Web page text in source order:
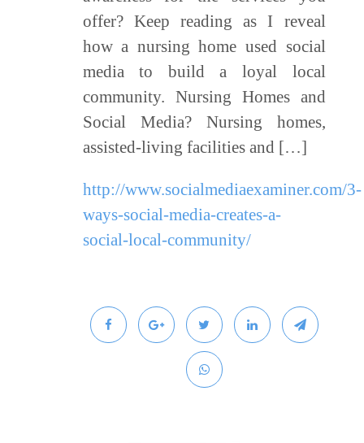
offer? Keep reading as I reveal
how a nursing home used social
media to build a loyal local
community. Nursing Homes and
Social Media? Nursing homes,
assisted-living facilities and […]
http://www.socialmediaexaminer.com/3-
ways-social-media-creates-a-
social-local-community/